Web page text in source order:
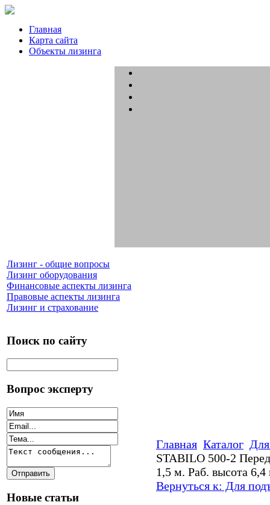
Главная
Карта сайта
Объекты лизинга
Лизинг - общие вопросы
Лизинг оборудования
Финансовые аспекты лизинга
Правовые аспекты лизинга
Лизинг и страхование
Поиск по сайту
Вопрос эксперту
Новые статьи
Главная Каталог
STABILO 500-2
1,5 м. Раб. высота 6,4
Вернуться к: Для